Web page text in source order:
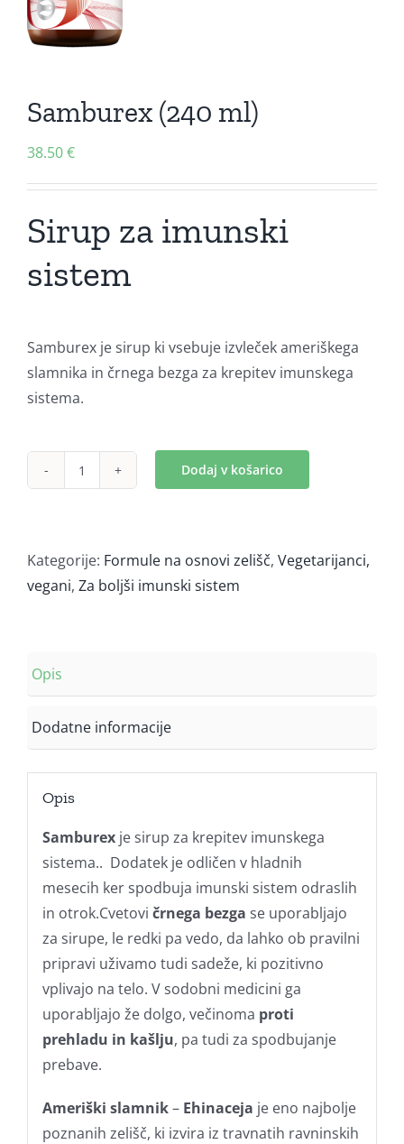
Samburex (240 ml)
38.50€
Sirup za imunski
sistem
Samburex je sirup ki vsebuje izvleček ameriškega
slamnika in črnega bezga za krepitev imunskega
sistema.
Samburex
količina
Dodaj v košarico
Kategorije: Formule na osnovi zelišč, Vegetarijanci,
vegani, Za boljši imunski sistem
Opis
Dodatne informacije
Opis
Samburexje sirup za krepitev imunskega
sistema.. Dodatek je odličen v hladnih
mesecih ker spodbuja imunski sistem odraslih
in otrok.Cvetovi črnega bezga se uporabljajo
za sirupe, le redki pa vedo, da lahko ob pravilni
pripravi uživamo tudi sadeže, ki pozitivno
vplivajo na telo. V sodobni medicini ga
uporabljajo že dolgo, večinoma proti
prehladu in kašlju, pa tudi za spodbujanje
prebave.
Ameriški slamnik– Ehinaceja je eno najbolje
poznanih zelišč, ki izvira iz travnatih ravninskih